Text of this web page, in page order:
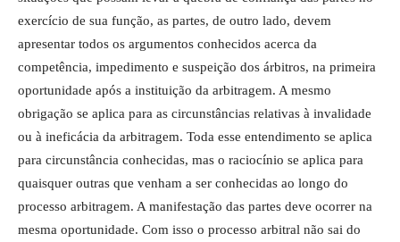
exercício de sua função, as partes, de outro lado, devem
apresentar todos os argumentos conhecidos acerca da
competência, impedimento e suspeição dos árbitros, na primeira
oportunidade após a instituição da arbitragem. A mesmo
obrigação se aplica para as circunstâncias relativas à invalidade
ou à ineficácia da arbitragem. Toda esse entendimento se aplica
para circunstância conhecidas, mas o raciocínio se aplica para
quaisquer outras que venham a ser conhecidas ao longo do
processo arbitragem. A manifestação das partes deve ocorrer na
mesma oportunidade. Com isso o processo arbitral não sai do